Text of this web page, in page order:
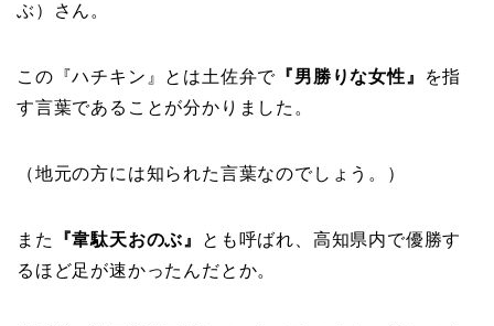
ぶ）さん。
この『ハチキン』とは土佐弁で 『男勝りな女性』
を指
す言葉であることが分かりました。
（地元の方には知られた言葉なのでしょう。）
また 『韋駄天おのぶ』
とも呼ばれ、高知県内で優勝す
るほど足が速かったんだとか。